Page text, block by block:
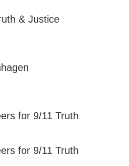
& Justice
for 9/11 Truth
for 9/11 Truth